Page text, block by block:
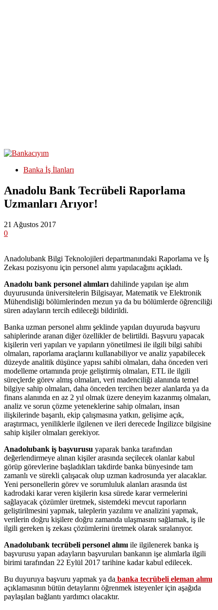
Banka İş İlanları
Anadolu Bank Tecrübeli Raporlama
Uzmanları Arıyor!
21 Ağustos 2017
0
Anadolubank Bilgi Teknolojileri departmanındaki Raporlama ve İş
Zekası pozisyonu için personel alımı yapılacağını açıkladı.
Anadolu bank personel alımları dahilinde yapılan işe alım
duyurusunda üniversitelerin Bilgisayar, Matematik ve Elektronik
Mühendisliği bölümlerinden mezun ya da bu bölümlerde öğrenciliği
süren adayların tercih edileceği bildirildi.
Banka uzman personel alımı şeklinde yapılan duyuruda başvuru
sahiplerinde aranan diğer özellikler de belirtildi. Başvuru yapacak
kişilerin veri yapıları ve yapıların yönetilmesi ile ilgili bilgi sahibi
olmaları, raporlama araçlarını kullanabiliyor ve analiz yapabilecek
düzeyde analitik düşünce yapısı sahibi olmaları, daha önceden veri
modelleme ortamında proje geliştirmiş olmaları, ETL ile ilgili
süreçlerde görev almış olmaları, veri madenciliği alanında temel
bilgiye sahip olmaları, daha önceden tercihen bezer alanlarda ya da
finans alanında en az 2 yıl olmak üzere deneyim kazanmış olmaları,
analiz ve sorun çözme yeteneklerine sahip olmaları, insan
ilişkilerinde başarılı, ekip çalışmasına yatkın, gelişime açık,
araştırmacı, yeniliklerle ilgilenen ve ileri derecede İngilizce bilgisine
sahip kişiler olmaları gerekiyor.
Anadolubank iş başvurusu yaparak banka tarafından
değerlendirmeye alınan kişiler arasında seçilecek olanlar kabul
görüp görevlerine başladıkları takdirde banka bünyesinde tam
zamanlı ve sürekli çalışacak olup uzman kadrosunda yer alacaklar.
Yeni personellerin görev ve sorumluluk alanları arasında üst
kadrodaki karar veren kişilerin kısa sürede karar vermelerini
sağlayacak çözümler üretmek, sistemdeki mevcut raporların
geliştirilmesini yapmak, taleplerin yazılımı ve analizini yapmak,
verilerin doğru kişilere doğru zamanda ulaşmasını sağlamak, iş ile
ilgili gereken iş zekası çözümlerini üretmek olarak sıralanıyor.
Anadolubank tecrübeli personel alımı ile ilgilenerek banka iş
başvurusu yapan adayların başvuruları bankanın işe alımlarla ilgili
birimi tarafından 22 Eylül 2017 tarihine kadar kabul edilecek.
Bu duyuruya başvuru yapmak ya da banka tecrübeli eleman alımı
açıklamasının bütün detaylarını öğrenmek isteyenler için aşağıda
paylaşılan bağlantı yardımcı olacaktır.